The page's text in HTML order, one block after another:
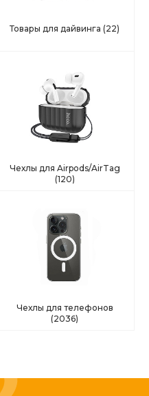
Товары для дайвинга (22)
Чехлы для Airpods/AirTag
(120)
Чехлы для телефонов
(2036)